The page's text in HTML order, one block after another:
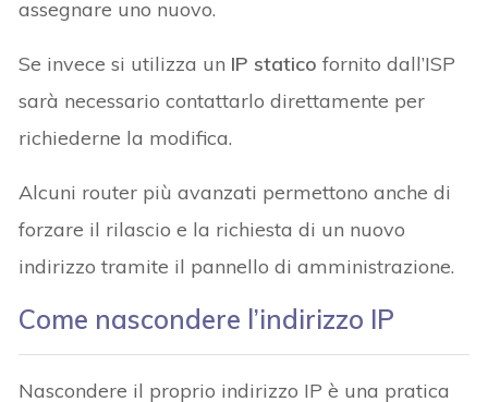
assegnare uno nuovo.
Se invece si utilizza un IP statico fornito dall’ISP
sarà necessario contattarlo direttamente per
richiederne la modifica.
Alcuni router più avanzati permettono anche di
forzare il rilascio e la richiesta di un nuovo
indirizzo tramite il pannello di amministrazione.
Come nascondere l’indirizzo IP
Nascondere il proprio indirizzo IP è una pratica